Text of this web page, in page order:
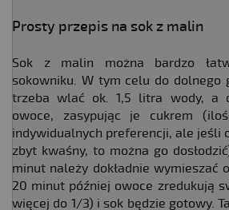
Prosty przepis na sok z malin
Sok z malin można bardzo
sokowniku. W tym celu do dolnego
trzeba wlać ok. 1,5 litra wody, a
owoce, zasypując je cukrem
indywidualnych preferencji, ale jeśli
zbyt kwaśny, to można go
minut należy dokładnie wymieszać
20 minut później owoce zredukują
więcej do 1/3) i sok będzie gotowy.